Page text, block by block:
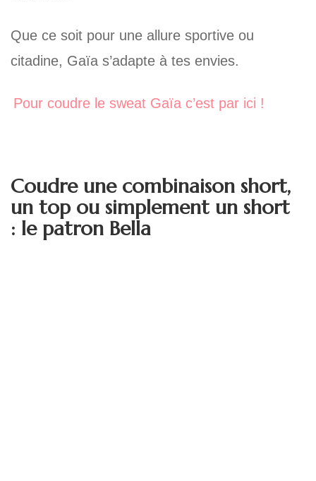
Que ce soit pour une allure sportive ou
citadine, Gaïa s’adapte à tes envies.
Pour coudre le sweat Gaïa c’est par ici !
Coudre une combinaison short,
un top ou simplement un short
: le patron Bella